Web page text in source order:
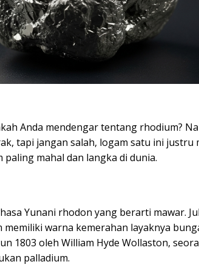
Anda mendengar tentang rhodium?
tapi jangan salah, logam satu ini justru
mahal dan langka di dunia.
Yunani rhodon yang berarti mawar.
warna kemerahan layaknya
1803 oleh William Hyde Wollaston,
palladium.